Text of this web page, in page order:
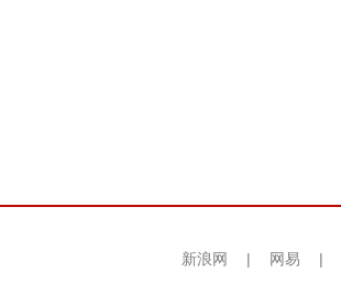
新浪网 | 网易 |